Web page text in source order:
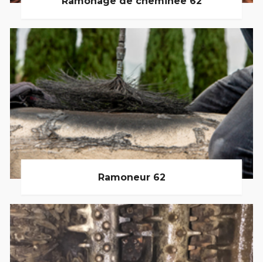
Ramoneur 62